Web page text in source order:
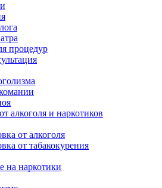
процедур
алкоголя и наркотиков
от алкоголя
от табакокурения
на наркотики